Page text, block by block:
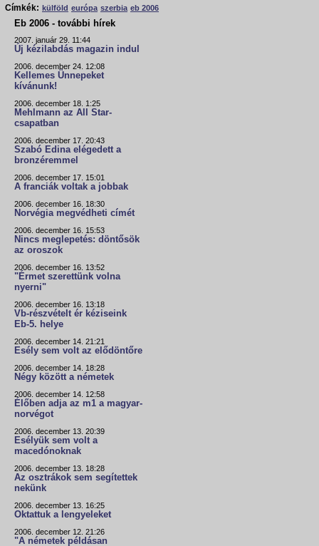
Címkék: külföld európa szerbia eb 2006
Eb 2006 - további hírek
2007. január 29. 11:44
Új kézilabdás magazin indul
2006. december 24. 12:08
Kellemes Ünnepeket
kívánunk!
2006. december 18. 1:25
Mehlmann az All Star-
csapatban
2006. december 17. 20:43
Szabó Edina elégedett a
bronzéremmel
2006. december 17. 15:01
A franciák voltak a jobbak
2006. december 16. 18:30
Norvégia megvédheti címét
2006. december 16. 15:53
Nincs meglepetés: döntősök
az oroszok
2006. december 16. 13:52
"Érmet szerettünk volna
nyerni"
2006. december 16. 13:18
Vb-részvételt ér kéziseink
Eb-5. helye
2006. december 14. 21:21
Esély sem volt az elődöntőre
2006. december 14. 18:28
Négy között a németek
2006. december 14. 12:58
Élőben adja az m1 a magyar-
norvégot
2006. december 13. 20:39
Esélyük sem volt a
macedónoknak
2006. december 13. 18:28
Az osztrákok sem segítettek
nekünk
2006. december 13. 16:25
Oktattuk a lengyeleket
2006. december 12. 21:26
"A németek példásan